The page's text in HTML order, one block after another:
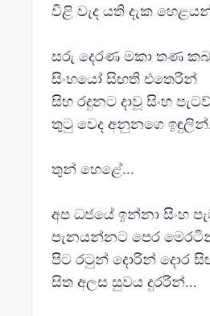
විළි වැද යති දැක
සරු දෙරණ මකා තණ
සිංහයෝ සිඟති එතෙරින්
සිහ රදුනට දා‍වූ සිංහ
තුටු වෙද අනුනගෙ
තුන් හෙළේ...
අප ධජයේ ඉන්නා සිංහ
පැනයන්නට පෙර
පිට රටුන් දොරින් දොර
සිත අලස සුවය දුරරින්...